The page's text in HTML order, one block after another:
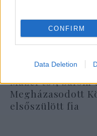
CONFIRM
Data Deletion
Mázel tov, Salom
Megházasodott
elsőszülött fia